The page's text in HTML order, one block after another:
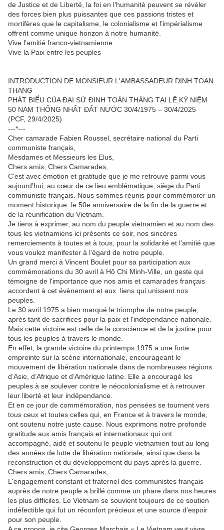
de Justice et de Liberté, la foi en l’humanité peuvent se révéler
des forces bien plus puissantes que ces passions tristes et
mortifères que le capitalisme, le colonialisme et l’impérialisme
offrent comme unique horizon à notre humanité.
Vive l’amitié franco-vietnamienne
Vive la Paix entre les peuples
INTRODUCTION DE MONSIEUR L'AMBASSADEUR DINH TOAN
THANG
PHÁT BIỂU CỦA ĐẠI SỨ ĐINH TOÀN THÁNG TẠI LÊ KỶ NIỆM
50 NAM THỐNG NHẤT ĐẤT NƯỚC 30/4/1975 – 30/4/2025
(PCF, 29/4/2025)
---*---
Cher camarade Fabien Roussel, secrétaire national du Parti
communiste français,
Mesdames et Messieurs les Elus,
Chers amis, Chers Camarades,
C'est avec émotion et gratitude que je me retrouve parmi vous
aujourd'hui, au cœur de ce lieu emblématique, siège du Parti
communiste français. Nous sommes réunis pour commémorer un
moment historique: le 50e anniversaire de la fin de la guerre et
de la réunification du Vietnam.
Je tiens à exprimer, au nom du peuple vietnamien et au nom des
tous les vietnamiens ici présents ce soir, nos sincères
remerciements à toutes et à tous, pour la solidarité et l’amitié que
vous voulez manifester à l’égard de notre peuple.
Un grand merci à Vincent Boulet pour sa participation aux
commémorations du 30 avril à Hô Chi Minh-Ville, un geste qui
témoigne de l'importance que nos amis et camarades français
accordent à cet évènement et aux liens qui unissent nos
peuples.
Le 30 avril 1975 a bien marqué le triomphe de notre peuple,
après tant de sacrifices pour la paix et l'indépendance nationale.
Mais cette victoire est celle de la conscience et de la justice pour
tous les peuples à travers le monde.
En effet, la grande victoire du printemps 1975 a une forte
empreinte sur la scène internationale, encourageant le
mouvement de libération nationale dans de nombreuses régions
d’Asie, d’Afrique et d’Amérique latine. Elle a encouragé les
peuples à se soulever contre le néocolonialisme et à retrouver
leur liberté et leur indépendance.
Et en ce jour de commémoration, nos pensées se tournent vers
tous ceux et toutes celles qui, en France et à travers le monde,
ont soutenu notre juste cause. Nous exprimons notre profonde
gratitude aux amis français et internationaux qui ont
accompagné, aidé et soutenu le peuple vietnamien tout au long
des années de lutte de libération nationale, ainsi que dans la
reconstruction et du développement du pays après la guerre.
Chers amis, Chers Camarades,
L'engagement constant et fraternel des communistes français
auprès de notre peuple a brillé comme un phare dans nos heures
les plus difficiles. Le Vietnam se souvient toujours de ce soutien
indéfectible qui fut un réconfort précieux et une source d'espoir
pour son peuple.